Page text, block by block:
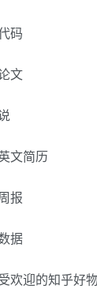
码
文
文简历
报
据
欢迎的知乎好